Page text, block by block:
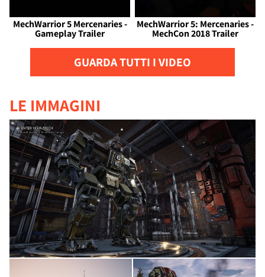
MechWarrior 5 Mercenaries -
Gameplay Trailer
MechWarrior 5: Mercenaries -
MechCon 2018 Trailer
GUARDA TUTTI I VIDEO
LE IMMAGINI